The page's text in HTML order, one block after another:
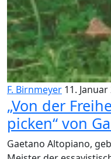
F. Birnmeyer 11. Januar
„Von der
picken“ von
Gaetano Altopiano,